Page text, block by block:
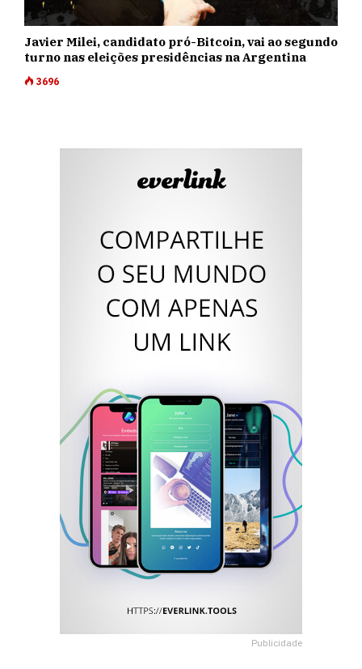
Javier Milei, candidato pró-Bitcoin, vai ao segundo
turno nas eleições presidências na Argentina
3696
Publicidade